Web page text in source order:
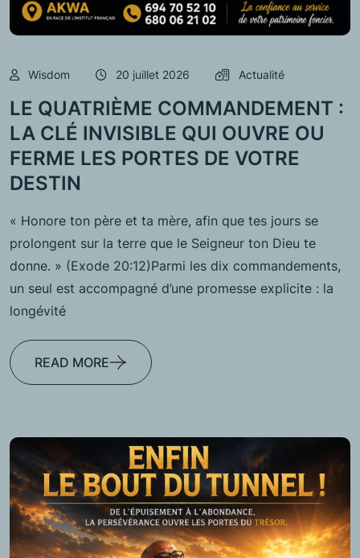
Wisdom 20 juillet 2026 Actualité
LE QUATRIÈME COMMANDEMENT :
LA CLÉ INVISIBLE QUI OUVRE OU
FERME LES PORTES DE VOTRE
DESTIN
« Honore ton père et ta mère, afin que tes jours se
prolongent sur la terre que le Seigneur ton Dieu te
donne. » (Exode 20:12)Parmi les dix commandements,
un seul est accompagné d’une promesse explicite : la
longévité
READ MORE